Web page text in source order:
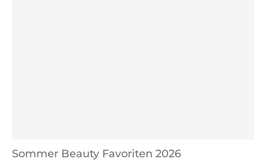
Sommer Beauty Favoriten 2026